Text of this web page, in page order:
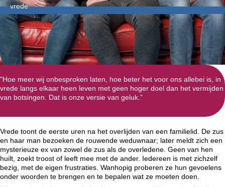
vrede
"Hoe meer wij onbesproken laten, hoe beter het voor ons allebei is, in
vrede langs elkaar heen leven met geen hoger doel dan het vermijden
van botsingen. Dat is onze versie van geluk.”
Vrede toont de eerste uren na het overlijden van een familielid. De zus
en haar man bezoeken de rouwende weduwnaar; later meldt zich een
mysterieuze ex van zowel de zus als de overledene. Geen van hen
huilt, zoekt troost of leeft mee met de ander. Iedereen is met zichzelf
bezig, met de eigen frustraties. Wanhopig proberen ze hun gevoelens
onder woorden te brengen en te bepalen wat ze moeten doen.